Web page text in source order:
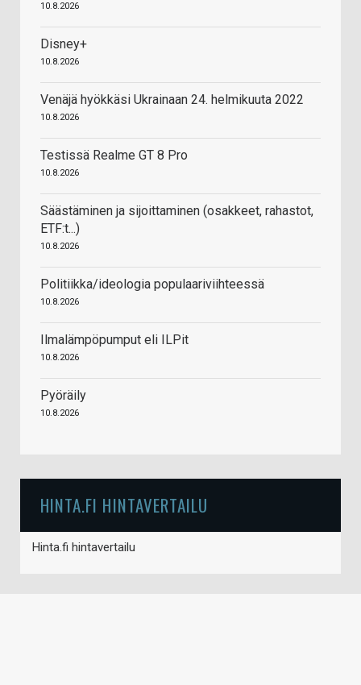
10.8.2026
Disney+
10.8.2026
Venäjä hyökkäsi Ukrainaan 24. helmikuuta 2022
10.8.2026
Testissä Realme GT 8 Pro
10.8.2026
Säästäminen ja sijoittaminen (osakkeet, rahastot,
ETF:t...)
10.8.2026
Politiikka/ideologia populaariviihteessä
10.8.2026
Ilmalämpöpumput eli ILPit
10.8.2026
Pyöräily
10.8.2026
HINTA.FI HINTAVERTAILU
Hinta.fi hintavertailu